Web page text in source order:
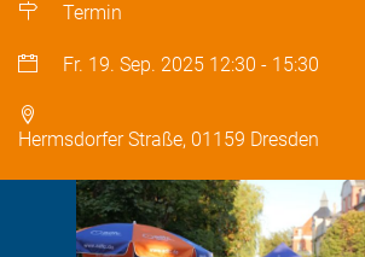
Termin
Fr. 19. Sep. 2025 12:30 - 15:30
Hermsdorfer Straße, 01159 Dresden